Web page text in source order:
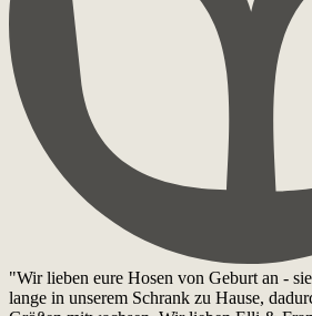
"Wir lieben eure Hosen von Geburt an -
lange in unserem Schrank zu Hause,